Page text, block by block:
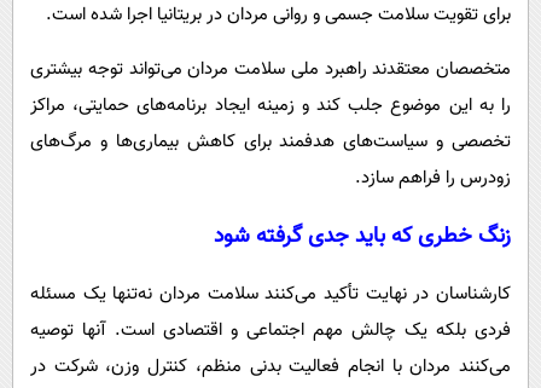
برای تقویت سلامت جسمی و روانی مردان در بریتانیا اجرا شده است.
متخصصان معتقدند راهبرد ملی سلامت مردان می‌تواند توجه بیشتری
را به این موضوع جلب کند و زمینه ایجاد برنامه‌های حمایتی، مراکز
تخصصی و سیاست‌های هدفمند برای کاهش بیماری‌ها و مرگ‌های
زودرس را فراهم سازد.
زنگ خطری که باید جدی گرفته شود
کارشناسان در نهایت تأکید می‌کنند سلامت مردان نه‌تنها یک مسئله
فردی بلکه یک چالش مهم اجتماعی و اقتصادی است. آنها توصیه
می‌کنند مردان با انجام فعالیت بدنی منظم، کنترل وزن، شرکت در